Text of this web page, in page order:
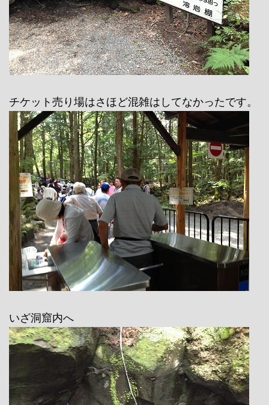
チケット売り場はさほど混雑はしてなかったです。
いざ洞窟内へ